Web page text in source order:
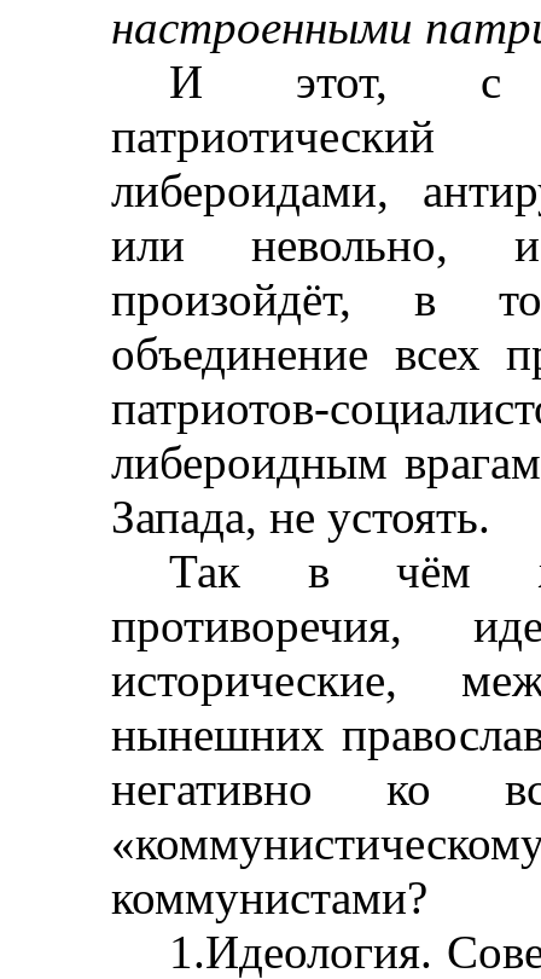
настроенными
И этот, с
либероидами,
или невольно,
произойдёт, в
объединение всех
патриотов-
либероидным
Запада, не устоять.
Так в чём
противоречия,
исторические,
нынешних
негативно ко
коммунистами?
1.Идеология.